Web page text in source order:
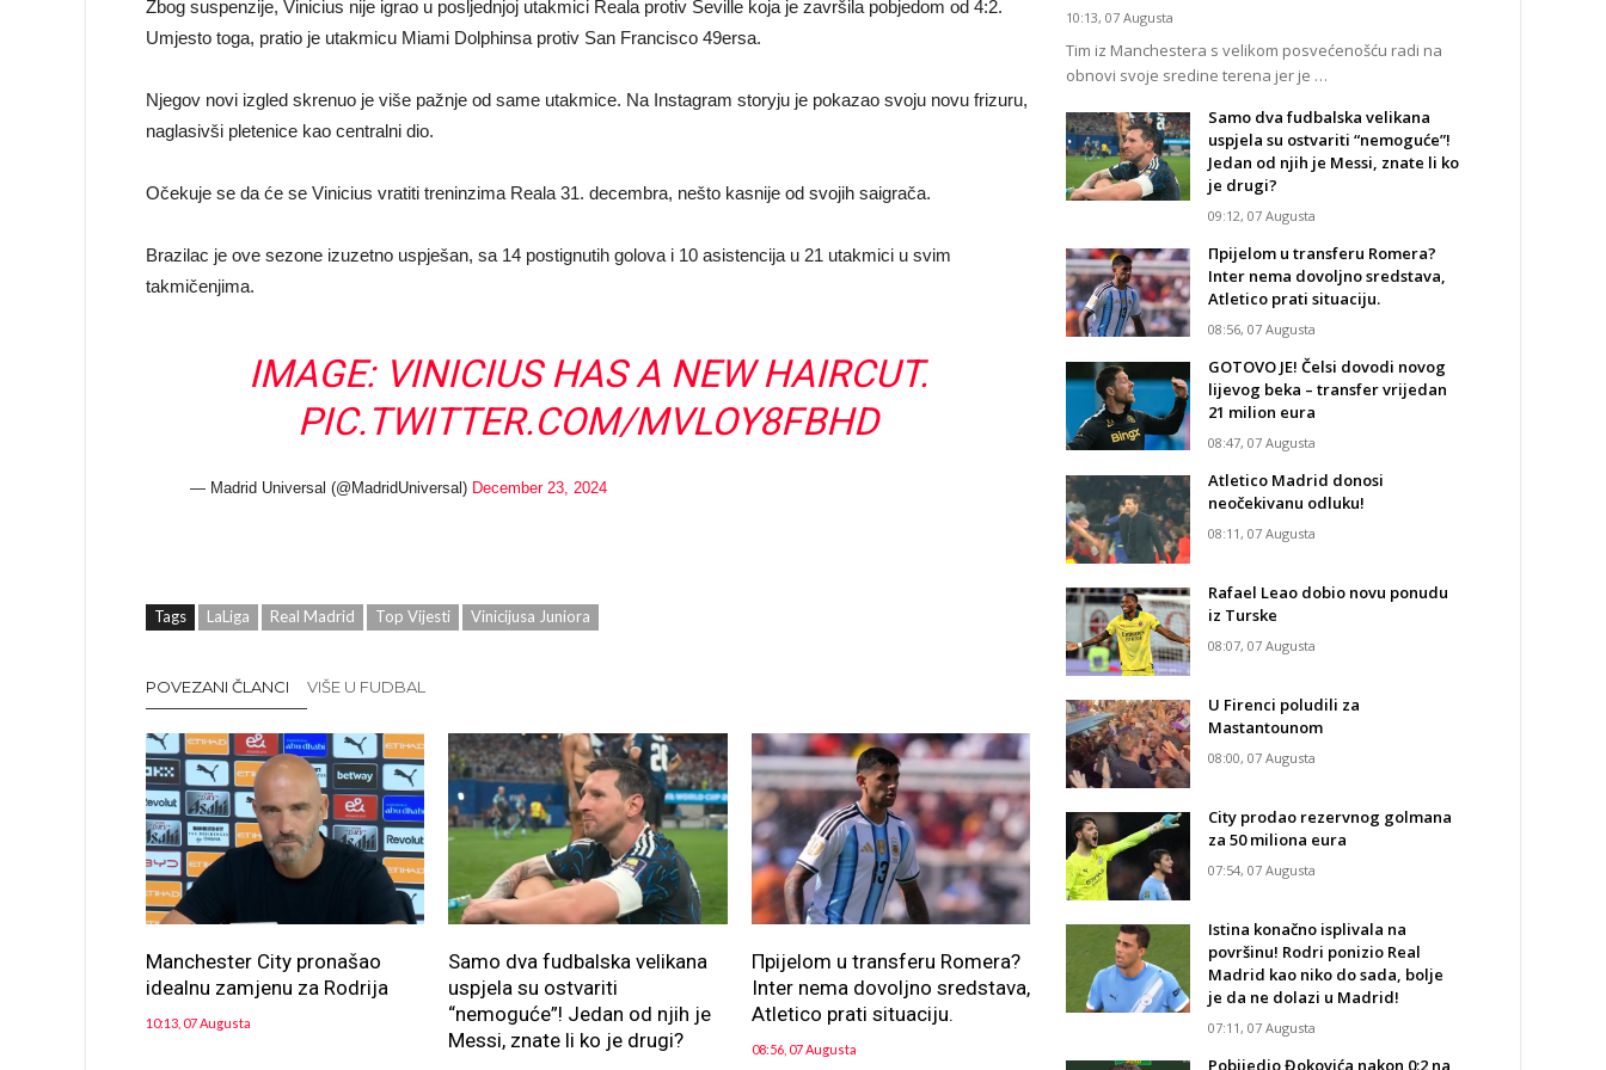
Zbog suspenzije, Vinicius nije igrao u posljednjoj utakmici Reala protiv Seville koja je završila pobjedom od 4:2.
Umjesto toga, pratio je utakmicu Miami Dolphinsa protiv San Francisco 49ersa.
Njegov novi izgled skrenuo je više pažnje od same utakmice. Na Instagram storyju je pokazao svoju novu frizuru,
naglasivši pletenice kao centralni dio.
Očekuje se da će se Vinicius vratiti treninzima Reala 31. decembra, nešto kasnije od svojih saigrača.
Brazilac je ove sezone izuzetno uspješan, sa 14 postignutih golova i 10 asistencija u 21 utakmici u svim
takmičenjima.
IMAGE: VINICIUS HAS A NEW HAIRCUT.
PIC.TWITTER.COM/MVLOY8FBHD
— Madrid Universal (@MadridUniversal) December 23, 2024
Tags LaLiga Real Madrid Top Vijesti Vinicijusa Juniora
POVEZANI ČLANCI VIŠE U FUDBAL
Manchester City pronašao
idealnu zamjenu za Rodrija
10:13, 07 Augusta
Samo dva fudbalska velikana
uspjela su ostvariti
“nemoguće”! Jedan od njih je
Messi, znate li ko je drugi?
Прijelom u transferu Romera?
Inter nema dovoljno sredstava,
Atletico prati situaciju.
08:56, 07 Augusta
10:13, 07 Augusta
Tim iz Manchestera s velikom posvećenošću radi na
obnovi svoje sredine terena jer je …
Samo dva fudbalska velikana
uspjela su ostvariti “nemoguće”!
Jedan od njih je Messi, znate li ko
je drugi?
09:12, 07 Augusta
Прijelom u transferu Romera?
Inter nema dovoljno sredstava,
Atletico prati situaciju.
08:56, 07 Augusta
GOTOVO JE! Čelsi dovodi novog
lijevog beka – transfer vrijedan
21 milion eura
08:47, 07 Augusta
Atletico Madrid donosi
neočekivanu odluku!
08:11, 07 Augusta
Rafael Leao dobio novu ponudu
iz Turske
08:07, 07 Augusta
U Firenci poludili za
Mastantounom
08:00, 07 Augusta
City prodao rezervnog golmana
za 50 miliona eura
07:54, 07 Augusta
Istina konačno isplivala na
površinu! Rodri ponizio Real
Madrid kao niko do sada, bolje
je da ne dolazi u Madrid!
07:11, 07 Augusta
Pobijedio Đokovića nakon 0:2 na